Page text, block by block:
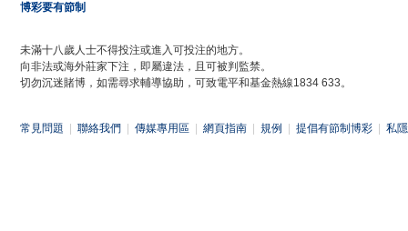
博彩要有節制
未滿十八歲人士不得投注或進入可投注的地方。
向非法或海外莊家下注，即屬違法，且可被判監禁。
切勿沉迷賭博，如需尋求輔導協助，可致電平和基金熱線1834 633。
常見問題 聯絡我們 傳媒專用區 網頁指南 規例 提倡有節制博彩 私